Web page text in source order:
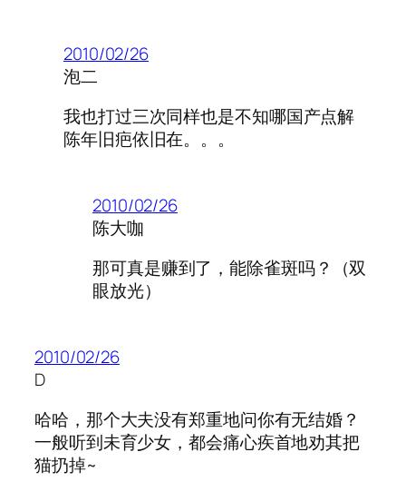
2010/02/26
泡二
我也打过三次同样也是不知哪国产点解
陈年旧疤依旧在。。。
2010/02/26
陈大咖
那可真是赚到了，能除雀斑吗？（双
眼放光）
2010/02/26
D
哈哈，那个大夫没有郑重地问你有无结婚？
一般听到未育少女，都会痛心疾首地劝其把
猫扔掉~